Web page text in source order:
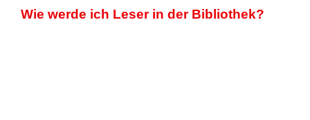
Wie werde ich Leser in der Bibliothek?